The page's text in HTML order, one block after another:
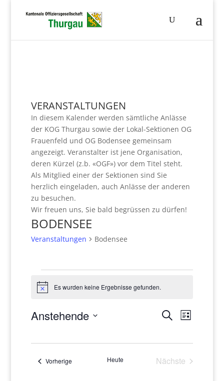
VERANSTALTUNGEN
In diesem Kalender werden sämtliche Anlässe
der KOG Thurgau sowie der Lokal-Sektionen OG
Frauenfeld und OG Bodensee gemeinsam
angezeigt. Veranstalter ist jene Organisation,
deren Kürzel (z.b. «OGF») vor dem Titel steht.
Als Mitglied einer der Sektionen sind Sie
herzlich eingeladen, auch Anlässe der anderen
zu besuchen.
Wir freuen uns, Sie bald begrüssen zu dürfen!
BODENSEE
Veranstaltungen Bodensee
Veranstaltungen
HinweisEs wurden keine Ergebnisse gefunden.
Suche
Ansichten,
SucheListe
Anstehende
Vorherige VeranstaltungenHeute
Nächste